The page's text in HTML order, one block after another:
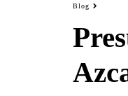
Blog